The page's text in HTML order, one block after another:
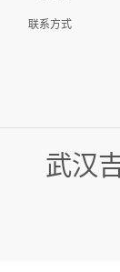
联系方式
武汉